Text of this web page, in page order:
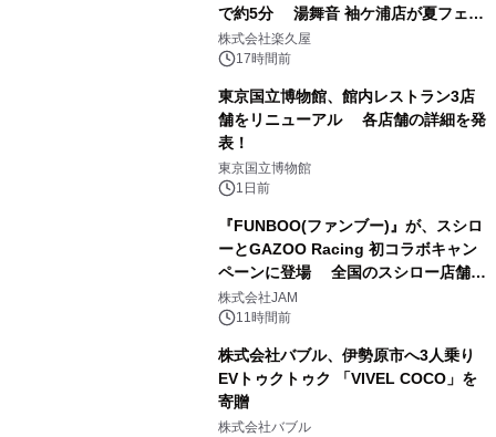
で約5分 湯舞音 袖ケ浦店が夏フェア
メニューを提供
株式会社楽久屋
17時間前
東京国立博物館、館内レストラン3店
舗をリニューアル 各店舗の詳細を発
表！
東京国立博物館
1日前
『FUNBOO(ファンブー)』が、スシロ
ーとGAZOO Racing 初コラボキャン
ペーンに登場 全国のスシロー店舗で
GR 4車種の FUNBOO(ミニカー)付き
メニューが展開されます
株式会社JAM
11時間前
株式会社バブル、伊勢原市へ3人乗り
EVトゥクトゥク 「VIVEL COCO」を
寄贈
株式会社バブル